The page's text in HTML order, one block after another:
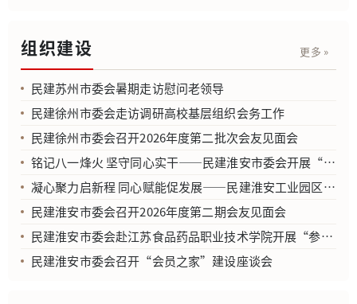
组织建设 更多 »
民建苏州市委会暑期走访慰问老领导
民建徐州市委会走访调研高校基层组织会务工作
民建徐州市委会召开2026年度第二批次会友见面会
铭记八一烽火 坚守同心实干——民建淮安市委会开展“参政为公、实干为民”主题教育集中研学
凝心聚力启新程 同心赋能促发展——民建淮安工业园区支部正式成立
民建淮安市委会召开2026年度第二期会友见面会
民建淮安市委会赴江苏食品药品职业技术学院开展“参政为公、实干为民”主题教育座谈
民建淮安市委会召开“会员之家”建设座谈会